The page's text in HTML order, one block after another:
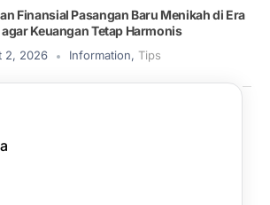
Finansial Pasangan Baru Menikah di Era
Keuangan Tetap Harmonis
2, 2026 Information, Tips